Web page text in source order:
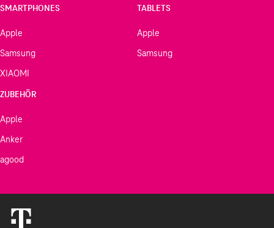
SMARTPHONES
Apple
Samsung
XIAOMI
TABLETS
Apple
Samsung
ZUBEHÖR
Apple
Anker
agood